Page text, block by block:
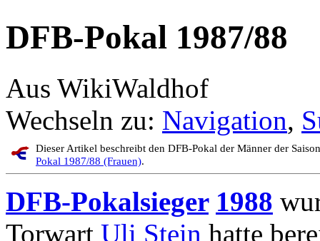
DFB-Pokal 1987/88
Aus WikiWaldhof
Wechseln zu: Navigation,
Dieser Artikel beschreibt den DFB-Pokal der Männer der
Pokal 1987/88 (Frauen).
DFB-Pokalsieger 1988
Torwart Uli Stein hatte